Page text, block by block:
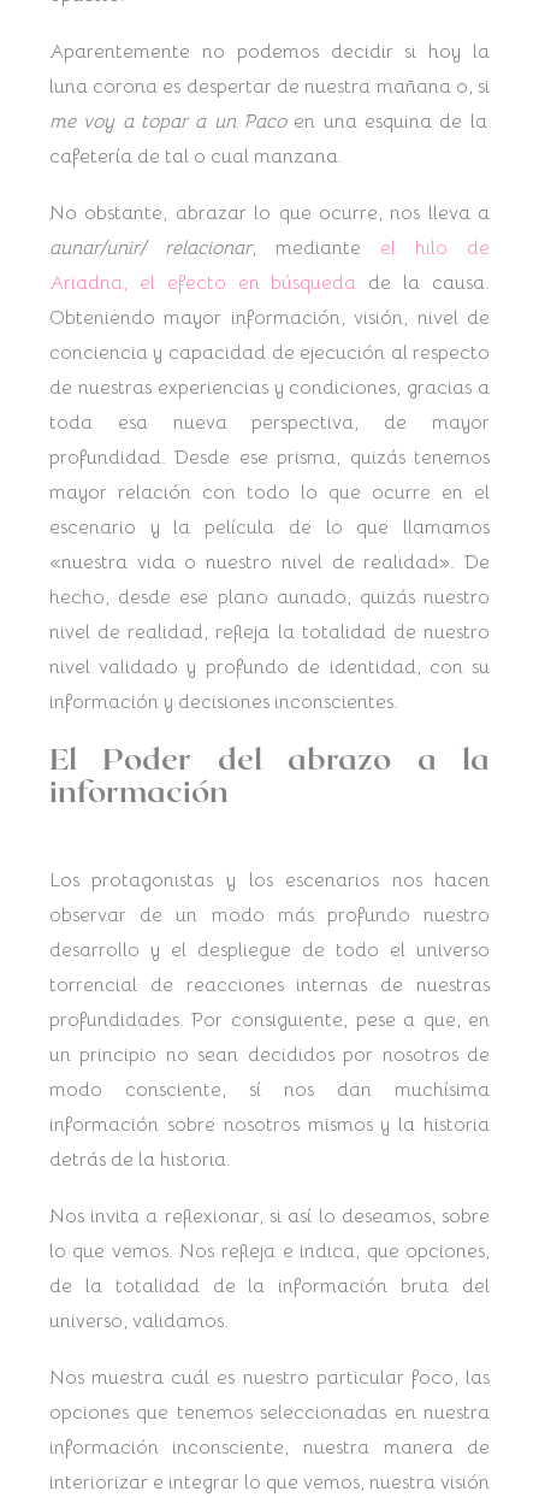
Aparentemente no podemos decidir si hoy la
luna corona es despertar de nuestra mañana o, si
me voy a topar a un Pacoen una esquina de la
cafetería de tal o cual manzana.
No obstante, abrazar lo que ocurre, nos lleva a
aunar/unir/ relacionar, mediante el hilo de
Ariadna, el efecto en búsqueda de la causa.
Obteniendo mayor información, visión, nivel de
conciencia y capacidad de ejecución al respecto
de nuestras experiencias y condiciones, gracias a
toda esa nueva perspectiva, de mayor
profundidad. Desde ese prisma, quizás tenemos
mayor relación con todo lo que ocurre en el
escenario y la película de lo que llamamos
«nuestra vida o nuestro nivel de realidad». De
hecho, desde ese plano aunado, quizás nuestro
nivel de realidad, refleja la totalidad de nuestro
nivel validado y profundo de identidad, con su
información y decisiones inconscientes.
El Poder del abrazo a la
información
Los protagonistas y los escenarios nos hacen
observar de un modo más profundo nuestro
desarrollo y el despliegue de todo el universo
torrencial de reacciones internas de nuestras
profundidades. Por consiguiente, pese a que, en
un principio no sean decididos por nosotros de
modo consciente, sí nos dan muchísima
información sobre nosotros mismos y la historia
detrás de la historia.
Nos invita a reflexionar, si así lo deseamos, sobre
lo que vemos. Nos refleja e indica, que opciones,
de la totalidad de la información bruta del
universo, validamos.
Nos muestra cuál es nuestro particular foco, las
opciones que tenemos seleccionadas en nuestra
información inconsciente, nuestra manera de
interiorizar e integrar lo que vemos, nuestra visión